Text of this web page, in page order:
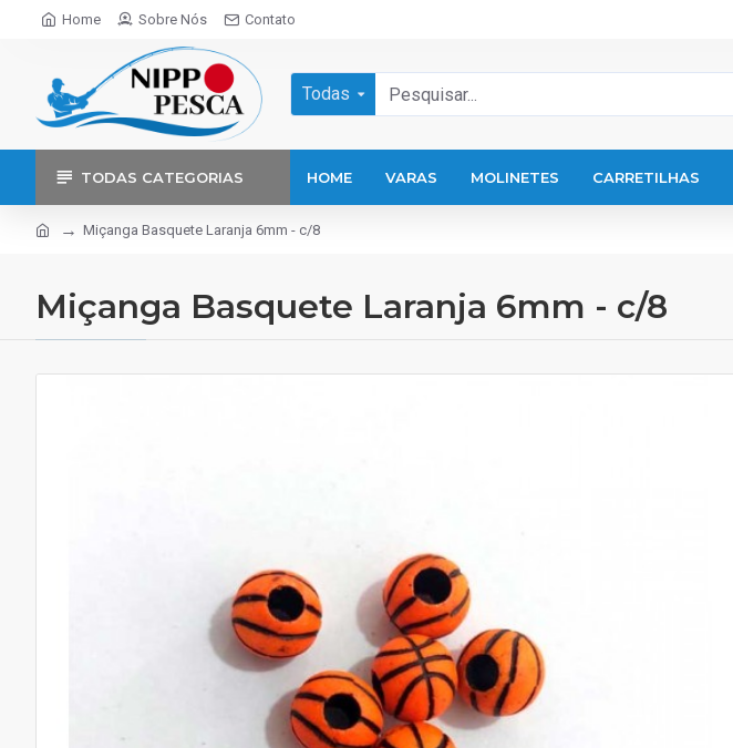
Home Sobre Nós Contato
Todas
TODAS CATEGORIAS HOME VARAS MOLINETES CARRETILHAS
Miçanga Basquete Laranja 6mm - c/8
Miçanga Basquete Laranja 6mm - c/8